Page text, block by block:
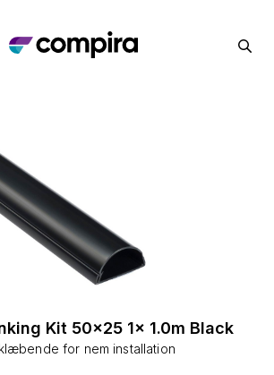
Kit 50x25 1x 1.0m Black
for nem installation